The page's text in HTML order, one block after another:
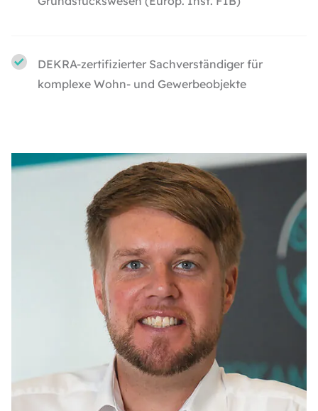
DEKRA-zertifizierter Sachverständiger für
komplexe Wohn- und Gewerbeobjekte